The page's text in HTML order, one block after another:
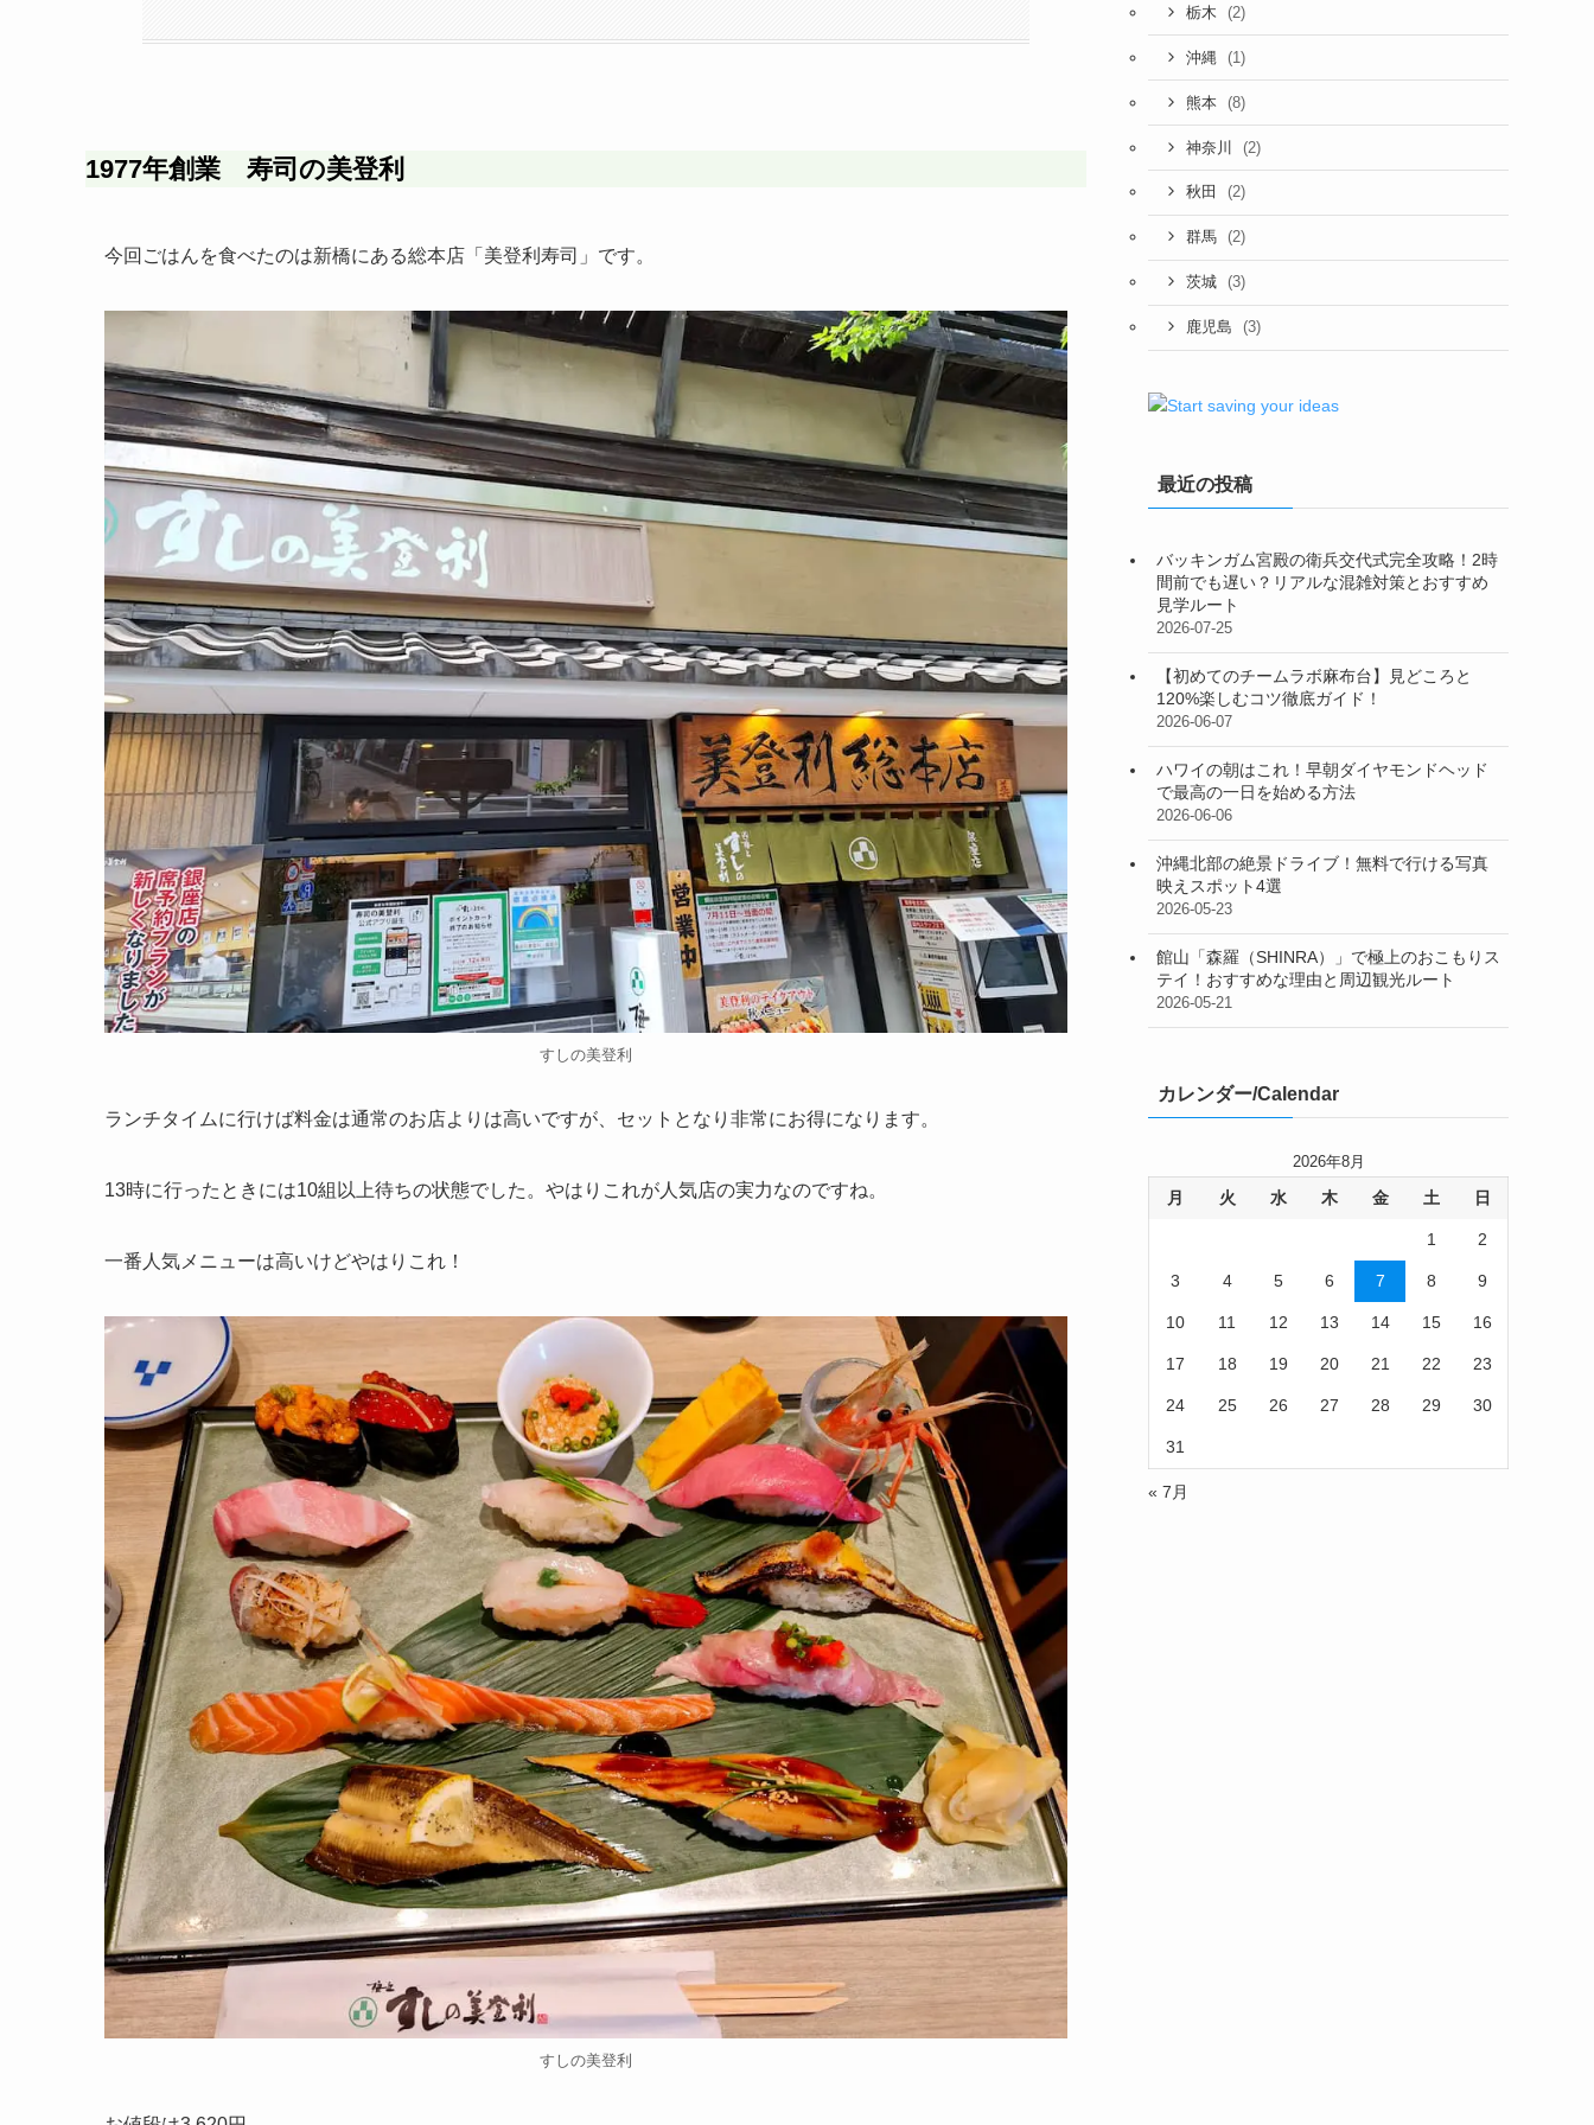
1977年創業 寿司の美登利
今回ごはんを食べたのは新橋にある総本店「美登利寿司」です。
すしの美登利
ランチタイムに行けば料金は通常のお店よりは高いですが、セットとなり非常にお得になります。
13時に行ったときには10組以上待ちの状態でした。やはりこれが人気店の実力なのですね。
一番人気メニューは高いけどやはりこれ！
すしの美登利
栃木 (2)
沖縄 (1)
熊本 (8)
神奈川 (2)
秋田 (2)
群馬 (2)
茨城 (3)
鹿児島 (3)
最近の投稿
バッキンガム宮殿の衛兵交代式完全攻略！2時
間前でも遅い？リアルな混雑対策とおすすめ
見学ルート
2026-07-25
【初めてのチームラボ麻布台】見どころと
120%楽しむコツ徹底ガイド！
2026-06-07
ハワイの朝はこれ！早朝ダイヤモンドヘッド
で最高の一日を始める方法
2026-06-06
沖縄北部の絶景ドライブ！無料で行ける写真
映えスポット4選
2026-05-23
館山「森羅（SHINRA）」で極上のおこもりス
テイ！おすすめな理由と周辺観光ルート
2026-05-21
カレンダー/Calendar
2026年8月
月 火 水 木 金 土 日
1 2
3 4 5 6 7 8 9
10 11 12 13 14 15 16
17 18 19 20 21 22 23
24 25 26 27 28 29 30
31
« 7月